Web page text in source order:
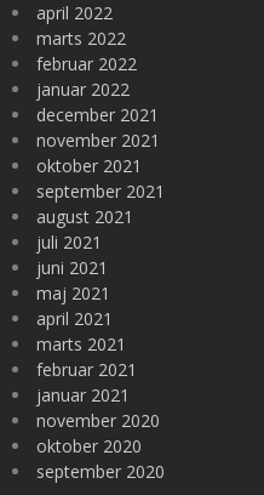
april 2022
marts 2022
februar 2022
januar 2022
december 2021
november 2021
oktober 2021
september 2021
august 2021
juli 2021
juni 2021
maj 2021
april 2021
marts 2021
februar 2021
januar 2021
november 2020
oktober 2020
september 2020